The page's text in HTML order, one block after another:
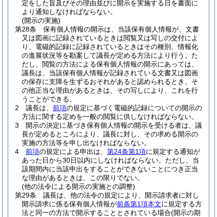
定をした旨及びその理由並びに開示を実施する日を書面に
より通知しなければならない。
(開示の実施)
第28条
保有個人情報の開示は、当該保有個人情報が、文書
又は図画に記録されているときは閲覧又は写しの交付によ
り、電磁的記録に記録されているときはその種別、情報化
の進展状況等を勘案して議長が定める方法により行う。 た
だし、閲覧の方法による保有個人情報の開示にあっては、
議長は、当該保有個人情報が記録されている文書又は図画
の保存に支障を生ずるおそれがあると認められるとき、そ
の他正当な理由があるときは、その写しにより、これを行
うことができる。
2
議長は、 前項の規定に基づく電磁的記録についての開示の
方法に関する定めを一般の閲覧に供しなければならない。
3
開示の決定に基づき保有個人情報の開示を受ける者は、議
長が定めるところにより、議長に対し、その求める開示の
実施の方法等を申し出なければならない。
4
前項の規定による申出は、 第24条第1項に規定する通知が
あった日から30日以内にしなければならない。 ただし、当
該期間内に当該申出をすることができないことにつき正当
な理由があるときは、この限りでない。
(他の法令による開示の実施との調整)
第29条
議長は、他の法令の規定により、開示請求者に対し
開示請求に係る保有個人情報が前条第1項本文に規定する方
法と同一の方法で開示することとされている場合(開示の期